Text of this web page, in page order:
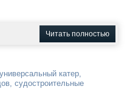
Читать полностью
универсальный катер,
, судостроительные